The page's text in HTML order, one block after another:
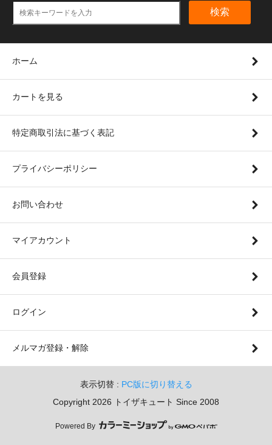
検索
ホーム
カートを見る
特定商取引法に基づく表記
プライバシーポリシー
お問い合わせ
マイアカウント
会員登録
ログイン
メルマガ登録・解除
表示切替 : PC版に切り替える
Copyright 2026 トイザキュート Since 2008
Powered By